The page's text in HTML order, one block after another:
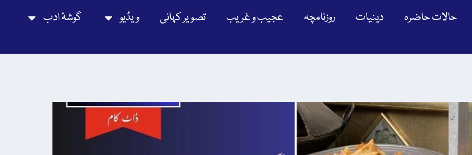
حالات حاضرہ دینیات روزنامچہ عجیب و غریب تصویر کہانی ویڈیو گوشۂ ادب